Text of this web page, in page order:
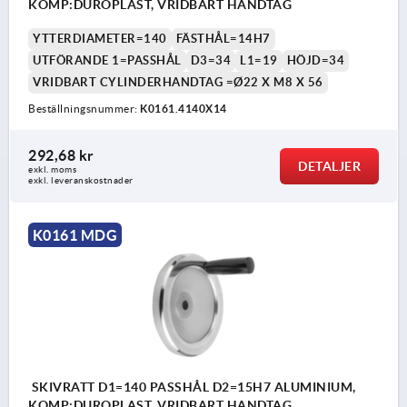
KOMP:DUROPLAST, VRIDBART HANDTAG
YTTERDIAMETER=140
FÄSTHÅL=14H7
UTFÖRANDE 1=PASSHÅL
D3=34 L1=19
HÖJD=34
VRIDBART CYLINDERHANDTAG =Ø22 X M8 X 56
Beställningsnummer: K0161.4140X14
292,68 kr
exkl. moms
exkl. leveranskostnader
DETALJER
K0161 MDG
SKIVRATT D1=140 PASSHÅL D2=15H7 ALUMINIUM,